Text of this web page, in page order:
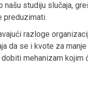
studiju slučaja,
preduzimati.
razloge
da se i kvote za
mehanizam kojim